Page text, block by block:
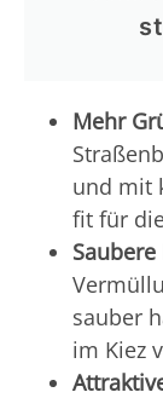
Mehr
und mit
fit für
sauber
im Kiez